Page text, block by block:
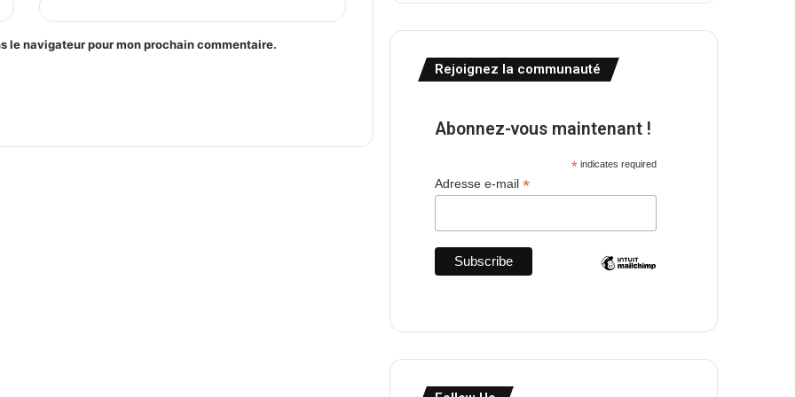
le navigateur pour mon prochain commentaire.
Rejoignez la communauté
Abonnez-vous maintenant !
*indicates required
Adresse e-mail*